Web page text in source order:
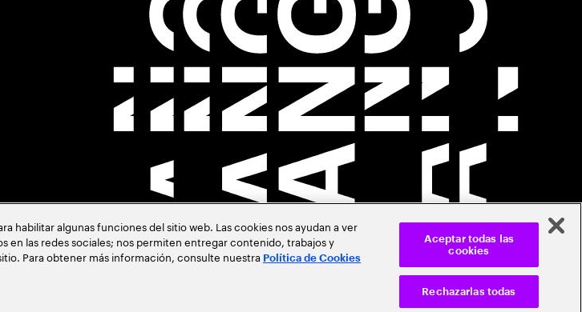
habilitar algunas funciones del sitio web. Las cookies nos ayudan a ver
las redes sociales; nos permiten entregar contenido, trabajos y
Para obtener más información, consulte nuestra Política de Cookies
Rechazarlas todas
Aceptar todas las
cookies